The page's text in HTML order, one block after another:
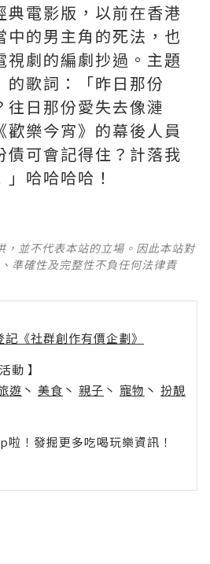
典電影版，以前在香港
中的男主角的死法，也
視劇的編劇抄過。主題
的歌詞：「昨日那份
往日那份愛失去像漣
歡樂今宵》的幕後人員
債可會記得住？計落我
哈哈哈哈！
，並不代表本站的立場。因此本站對
準確性及完整性不負任何法律責
記《社群創作有價企劃》
動 】
遊 丶 美食 丶 親子 丶 寵物 丶 扮靚
！發掘更多吃喝玩樂資訊！